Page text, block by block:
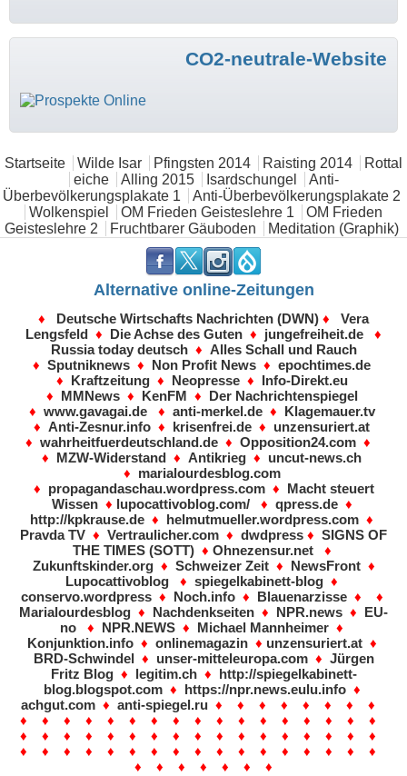
CO2-neutrale-Website
Hauptmenü
Startseite Wilde Isar Pfingsten 2014 Raisting 2014
Rottal
eiche
Alling 2015 Isardschungel
Anti-
Überbevölkerungsplakate 1
Anti-Überbevölkerungsplakate 2
Wolkenspiel
OM Frieden Geisteslehre 1
OM Frieden
Geisteslehre 2
Fruchtbarer Gäuboden Meditation (Graphik)
. . . .
Alternative online-Zeitungen
♦ Deutsche Wirtschafts Nachrichten (DWN) ♦ Vera
Lengsfeld ♦ Die Achse des Guten ♦ jungefreiheit.de
♦
Russia today deutsch♦ Alles Schall und Rauch
♦ Sputniknews ♦ Non Profit News ♦ epochtimes.de
♦ Kraftzeitung♦ Neopresse♦ Info-Direkt.eu
♦ MMNews♦ KenFM ♦ Der Nachrichtenspiegel
♦ www.gavagai.de ♦ anti-merkel.de♦ Klagemauer.tv
♦ Anti-Zesnur.info ♦ krisenfrei.de ♦ unzensuriert.at
♦ wahrheitfuerdeutschland.de ♦ Opposition24.com ♦
♦ MZW-Widerstand ♦ Antikrieg ♦ uncut-news.ch
♦ marialourdesblog.com
♦ propagandaschau.wordpress.com ♦ Macht steuert
Wissen♦ lupocattivoblog.com/ ♦ qpress.de♦
http://kpkrause.de ♦ helmutmueller.wordpress.com ♦
Pravda TV ♦ Vertraulicher.com ♦ dwdpress ♦ SIGNS OF
THE TIMES (SOTT) ♦ Ohnezensur.net♦
Zukunftskinder.org♦ Schweizer Zeit♦ NewsFront♦
Lupocattivoblog ♦ spiegelkabinett-blog ♦
conservo.wordpress♦ Noch.info♦ Blauenarzisse♦ ♦
Marialourdesblog ♦ Nachdenkseiten ♦ NPR.news ♦ EU-
no ♦ NPR.NEWS ♦ Michael Mannheimer ♦
Konjunktion.info♦ onlinemagazin♦ unzensuriert.at♦
BRD-Schwindel ♦ unser-mitteleuropa.com♦ Jürgen
Fritz Blog♦ legitim.ch♦ http://spiegelkabinett-
blog.blogspot.com♦ https://npr.news.eulu.info♦
achgut.com ♦ anti-spiegel.ru ♦ ♦ ♦ ♦ ♦ ♦ ♦ ♦
♦ ♦ ♦ ♦ ♦ ♦ ♦ ♦ ♦ ♦ ♦ ♦ ♦ ♦ ♦ ♦ ♦
♦ ♦ ♦ ♦ ♦ ♦ ♦ ♦ ♦ ♦ ♦ ♦ ♦ ♦ ♦ ♦ ♦
♦ ♦ ♦ ♦ ♦ ♦ ♦ ♦ ♦ ♦ ♦ ♦ ♦ ♦ ♦ ♦ ♦
♦ ♦ ♦ ♦ ♦ ♦ ♦